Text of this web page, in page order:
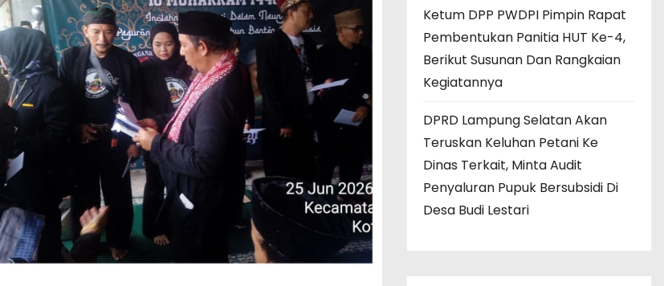
Ketum DPP PWDPI Pimpin Rapat
Pembentukan Panitia HUT Ke-4,
Berikut Susunan Dan Rangkaian
Kegiatannya
DPRD Lampung Selatan Akan
Teruskan Keluhan Petani Ke
Dinas Terkait, Minta Audit
Penyaluran Pupuk Bersubsidi Di
Desa Budi Lestari